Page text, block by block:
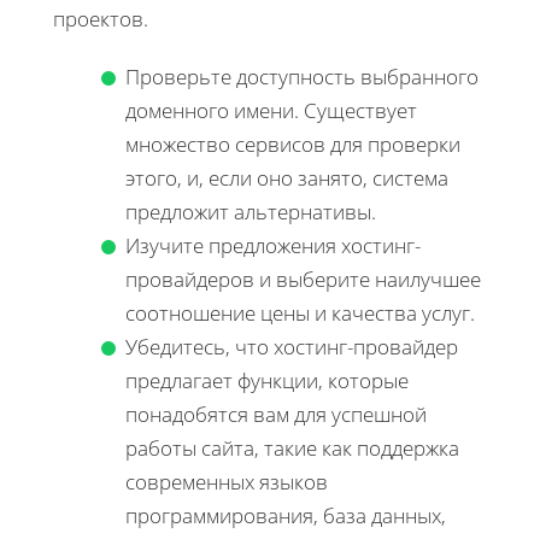
проектов.
Проверьте доступность выбранного
доменного имени. Существует
множество сервисов для проверки
этого, и, если оно занято, система
предложит альтернативы.
Изучите предложения хостинг-
провайдеров и выберите наилучшее
соотношение цены и качества услуг.
Убедитесь, что хостинг-провайдер
предлагает функции, которые
понадобятся вам для успешной
работы сайта, такие как поддержка
современных языков
программирования, база данных,